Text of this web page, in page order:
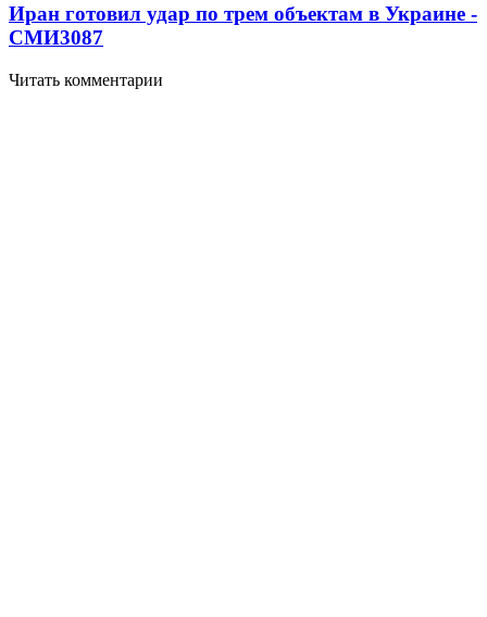
Иран готовил удар по трем объектам в Украине -
СМИ3087
Читать комментарии